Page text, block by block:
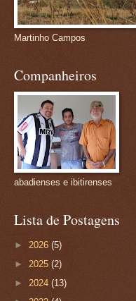
Martinho Campos
Companheiros
abadienses e ibitirenses
Lista de Postagens
► 2026 (5)
► 2025 (2)
► 2024 (13)